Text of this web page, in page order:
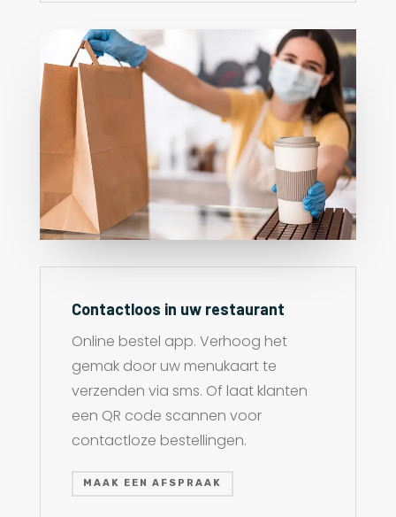
Contactloos in uw restaurant
Online bestel app. Verhoog het
gemak door uw menukaart te
verzenden via sms. Of laat klanten
een QR code scannen voor
contactloze bestellingen.
MAAK EEN AFSPRAAK